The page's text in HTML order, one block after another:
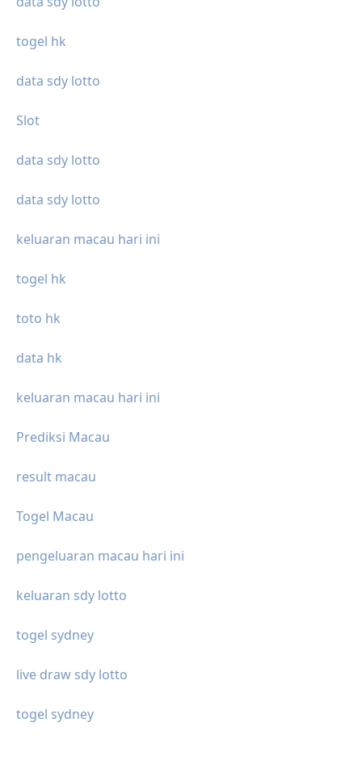
togel hk
data sdy lotto
Slot
data sdy lotto
data sdy lotto
keluaran macau hari ini
togel hk
toto hk
data hk
keluaran macau hari ini
Prediksi Macau
result macau
Togel Macau
pengeluaran macau hari ini
keluaran sdy lotto
togel sydney
live draw sdy lotto
togel sydney